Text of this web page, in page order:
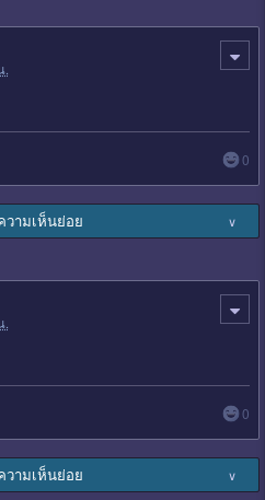
.
0
วามเห็นย่อย ∨
0
วามเห็นย่อย ∨